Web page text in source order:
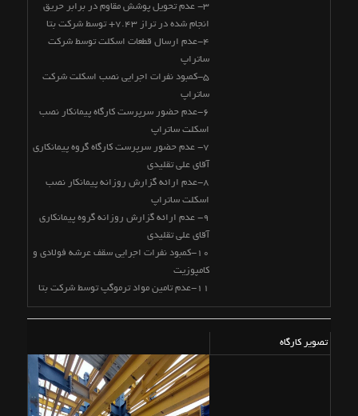
3- عدم تحویل پوشش مقاوم در برابر حریق
انجام شده در تراز 7.43+ توسط شرکت بتا
4-عدم ارسال قطعات اسکلت توسط شرکت
ساتراپ
5-کمبود نفرات اجرایی نصب اسکلت شرکت
ساتراپ
6-عدم حضور سرپرست کارگاه پیمانکار نصب
اسکلت ساتراپ
7- عدم حضور سرپرست کارگاه گروه پیمانکاری
آقای علی تقلیدی
8-عدم ارائه گزارش روزانه پیمانکار نصب
اسکلت ساتراپ
9- عدم ارائه گزارش روزانه گروه پیمانکاری
آقای علی تقلیدی
10-کمبود نفرات اجرایی سقف عرشه فولادی و
کامپوزیت
11-عدم تامین مواد ترموگپ توسط شرکت بتا
تصویر کارگاه